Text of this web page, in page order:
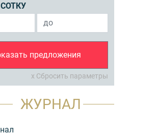
предложения
x Сбросить параметры
ЖУРНАЛ